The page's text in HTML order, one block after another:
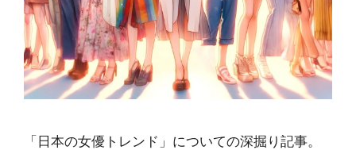
「日本の女優トレンド」についての深掘り記事。